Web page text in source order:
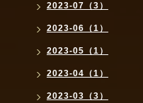
2023-07（3）
2023-06（1）
2023-05（1）
2023-04（1）
2023-03（3）